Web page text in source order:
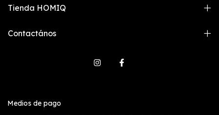
Tienda HOMIQ
Contactános
Medios de pago